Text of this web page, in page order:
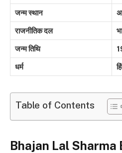
जन्म स्थान
राजनीतिक दल
जन्म तिथि
धर्म
Table of Contents
Bhajan Lal Sharma